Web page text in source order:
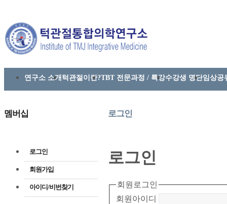
연구소 소개 턱관절이란?TBT 전문과정 / 특강수강생 명단임상공
멤버십
로그인
회원가입
아이디/비번찾기
로그인
로그인
회원로그인
회원아이디